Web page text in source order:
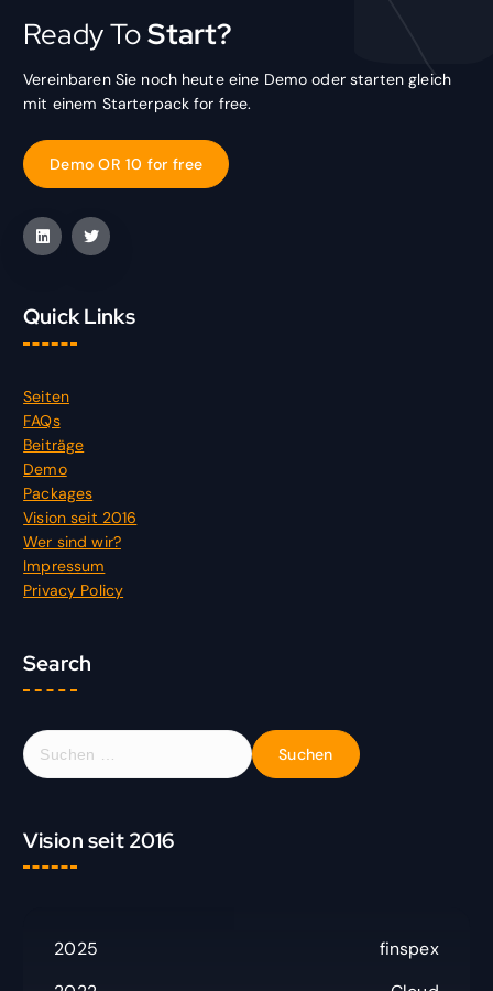
Ready ToStart?
Vereinbaren Sie noch heute eine Demo oder starten gleich
mit einem Starterpack for free.
Demo OR 10 for free
Quick Links
Seiten
FAQs
Beiträge
Demo
Packages
Vision seit 2016
Wer sind wir?
Impressum
Privacy Policy
Search
S
u
e
n
Vision seit 2016
2025
finspex